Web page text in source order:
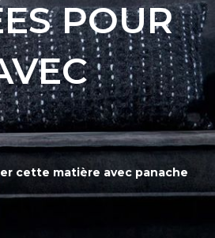
POUR
cette matière avec panache